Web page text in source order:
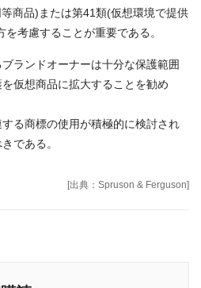
商品)または第41類(仮想環境で提供
考慮することが重要である。
ランドオーナーは十分な保護範囲
仮想商品に拡大することを勧め
る商標の使用が積極的に検討され
である。
[出典：Spruson & Ferguson]